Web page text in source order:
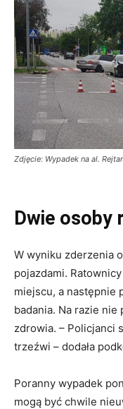
Zdjęcie: Wypadek na al.
Dwie osoby
W wyniku zderzenia
pojazdami.
miejscu, a następnie
badania. Na razie
zdrowia. – Policjanci
trzeźwi – dodała
Poranny wypadek
mogą być chwile